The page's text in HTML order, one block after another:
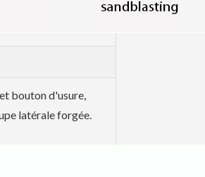
bouton d'usure,
latérale forgée.